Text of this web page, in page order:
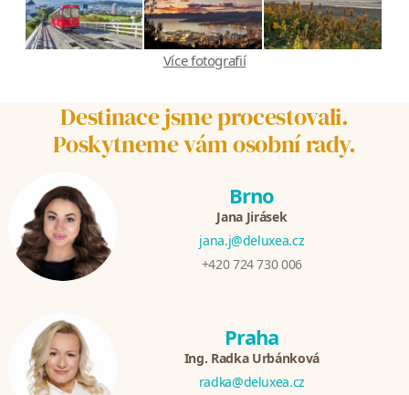
Více fotografií
Destinace jsme procestovali.
Poskytneme vám osobní rady.
Brno
Jana Jirásek
jana.j@deluxea.cz
+420 724 730 006
Praha
Ing. Radka Urbánková
radka@deluxea.cz